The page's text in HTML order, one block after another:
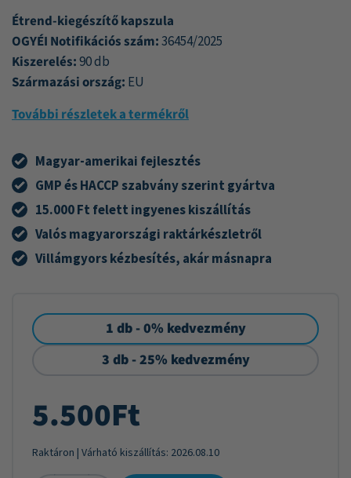
Étrend-kiegészítő kapszula
OGYÉI Notifikációs szám:36454/2025
Kiszerelés:90 db
Származási ország: EU
További részletek a termékről
Magyar-amerikai fejlesztés
GMP és HACCP szabvány szerint gyártva
15.000 Ft felett ingyenes kiszállítás
Valós magyarországi raktárkészletről
Villámgyors kézbesítés, akár másnapra
1 db - 0% kedvezmény
3 db - 25% kedvezmény
5.500Ft
Raktáron | Várható kiszállítás: 2026.08.10